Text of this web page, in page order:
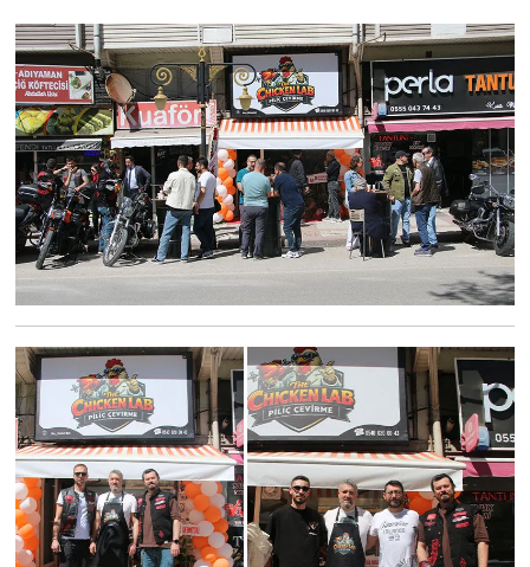
Türkiye
Video Galeri
Yaşam
Yemek Tarifleri